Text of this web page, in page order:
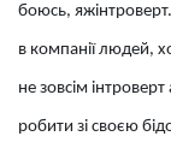
боюсь,
в компанії людей,
не зовсім
робити зі своєю